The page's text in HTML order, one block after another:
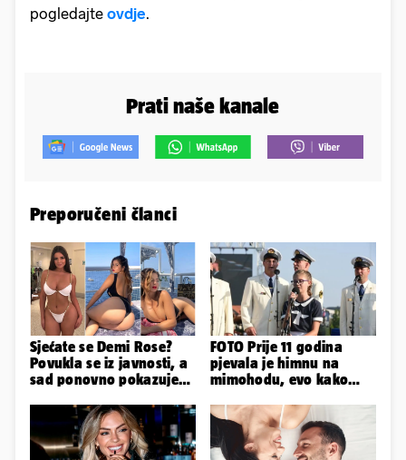
pogledajte ovdje.
Prati naše kanale
Preporučeni članci
Sjećate se Demi Rose?
Povukla se iz javnosti, a
sad ponovno pokazuje
FOTO Prije 11 godina
pjevala je himnu na
mimohodu, evo kako
Negovetić